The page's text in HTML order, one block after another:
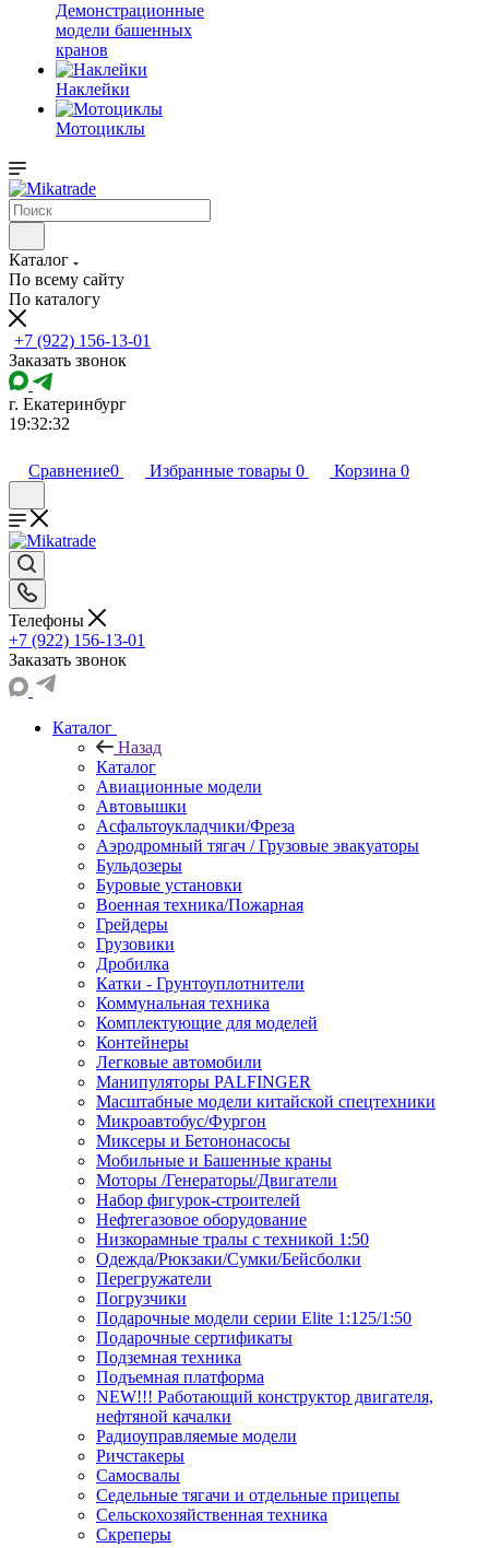
Демонстрационные
модели башенных
кранов
Наклейки
Мотоциклы
Каталог
По всему сайту
По каталогу
+7 (922) 156-13-01
Заказать звонок
г. Екатеринбург
19:32:32
Сравнение0 Избранные товары 0 Корзина 0
Телефоны
+7 (922) 156-13-01
Заказать звонок
Каталог
Назад
Каталог
Авиационные модели
Автовышки
Асфальтоукладчики/Фреза
Аэродромный тягач / Грузовые эвакуаторы
Бульдозеры
Буровые установки
Военная техника/Пожарная
Грейдеры
Грузовики
Дробилка
Катки - Грунтоуплотнители
Коммунальная техника
Комплектующие для моделей
Контейнеры
Легковые автомобили
Манипуляторы PALFINGER
Масштабные модели китайской спецтехники
Микроавтобус/Фургон
Миксеры и Бетононасосы
Мобильные и Башенные краны
Моторы /Генераторы/Двигатели
Набор фигурок-строителей
Нефтегазовое оборудование
Низкорамные тралы с техникой 1:50
Одежда/Рюкзаки/Сумки/Бейсболки
Перегружатели
Погрузчики
Подарочные модели серии Elite 1:125/1:50
Подарочные сертификаты
Подземная техника
Подъемная платформа
NEW!!! Работающий конструктор двигателя,
нефтяной качалки
Радиоуправляемые модели
Ричстакеры
Самосвалы
Седельные тягачи и отдельные прицепы
Сельскохозяйственная техника
Скреперы